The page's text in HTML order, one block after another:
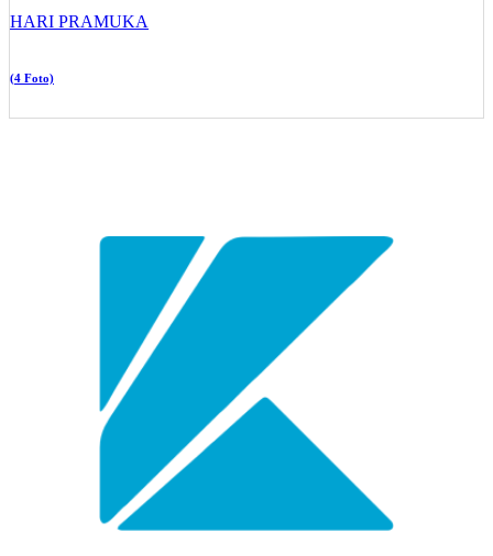
HARI PRAMUKA
(4 Foto)